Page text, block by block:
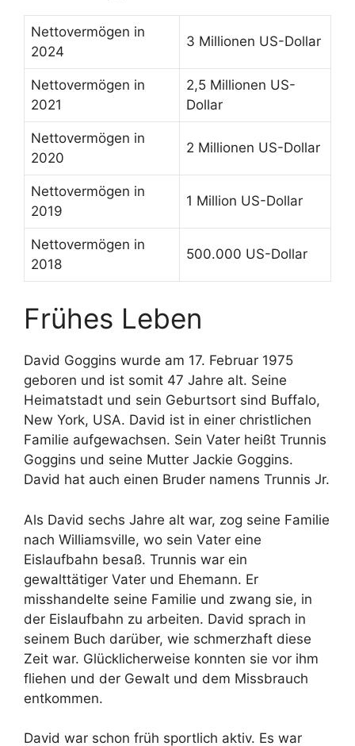
Nettovermögen in
2024
3 Millionen US-Dollar
Nettovermögen in
2021
2,5 Millionen US-
Dollar
Nettovermögen in
2020
2 Millionen US-Dollar
Nettovermögen in
2019
1 Million US-Dollar
Nettovermögen in
2018
500.000 US-Dollar
Frühes Leben
David Goggins wurde am 17. Februar 1975
geboren und ist somit 47 Jahre alt. Seine
Heimatstadt und sein Geburtsort sind Buffalo,
New York, USA. David ist in einer christlichen
Familie aufgewachsen. Sein Vater heißt Trunnis
Goggins und seine Mutter Jackie Goggins.
David hat auch einen Bruder namens Trunnis Jr.
Als David sechs Jahre alt war, zog seine Familie
nach Williamsville, wo sein Vater eine
Eislaufbahn besaß. Trunnis war ein
gewalttätiger Vater und Ehemann. Er
misshandelte seine Familie und zwang sie, in
der Eislaufbahn zu arbeiten. David sprach in
seinem Buch darüber, wie schmerzhaft diese
Zeit war. Glücklicherweise konnten sie vor ihm
fliehen und der Gewalt und dem Missbrauch
entkommen.
David war schon früh sportlich aktiv. Es war